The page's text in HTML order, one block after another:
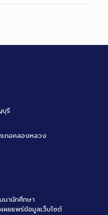
บุรี
ภอคลองหลวง
านักศึกษา
ผยแพร่ข้อมูลเว็บไซต์